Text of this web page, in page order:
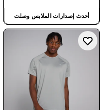
أحدث إصدارات الملابس وصلت